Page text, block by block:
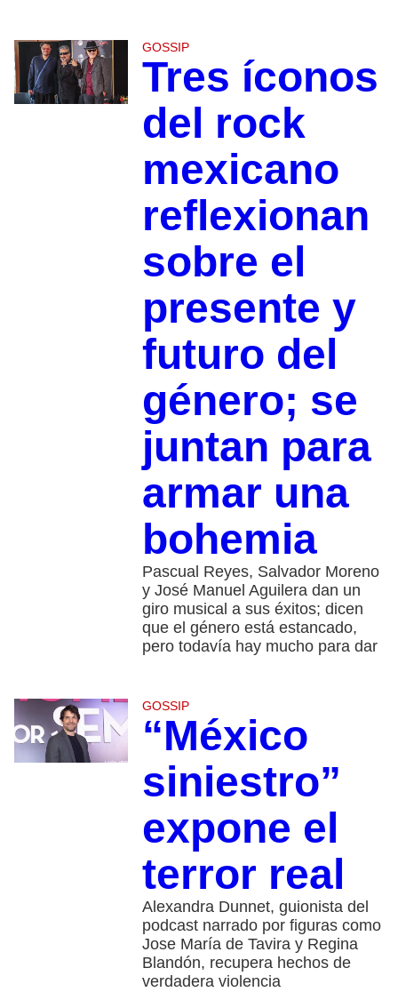
GOSSIP
Tres íconos
del rock
mexicano
reflexionan
sobre el
presente y
futuro del
género; se
juntan para
armar una
bohemia
Pascual Reyes, Salvador Moreno
y José Manuel Aguilera dan un
giro musical a sus éxitos; dicen
que el género está estancado,
pero todavía hay mucho para dar
GOSSIP
“México
siniestro”
expone el
terror real
Alexandra Dunnet, guionista del
podcast narrado por figuras como
Jose María de Tavira y Regina
Blandón, recupera hechos de
verdadera violencia